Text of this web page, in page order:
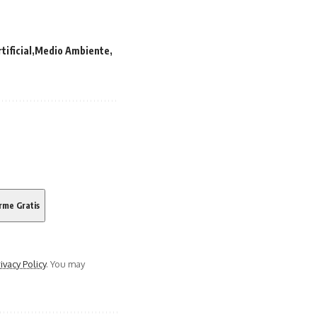
Medio Ambiente
Policy. You may